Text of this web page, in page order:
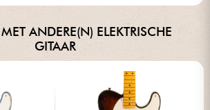
ANDERE(N) ELEKTRISCHE
GITAAR